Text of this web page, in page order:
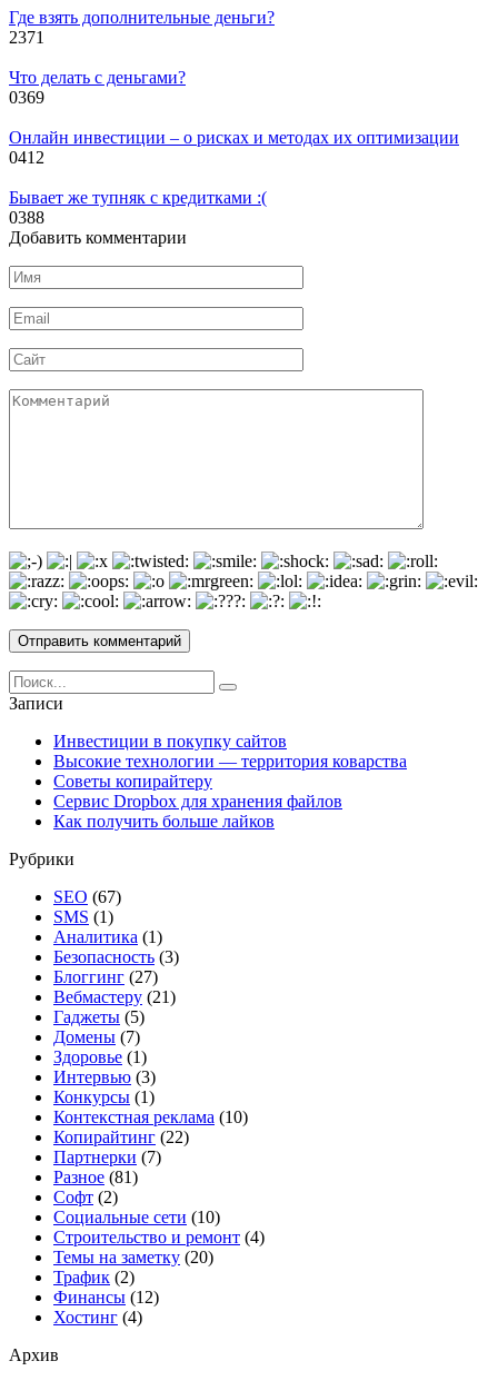
Где взять дополнительные деньги?
2371
Что делать с деньгами?
0369
Онлайн инвестиции – о рисках и методах их оптимизации
0412
Бывает же тупняк с кредитками :(
0388
Добавить комментарии
Имя
*
Email
*
Сайт
Комментарий
Search
for:
Записи
Инвестиции в покупку сайтов
Высокие технологии — территория коварства
Советы копирайтеру
Сервис Dropbox для хранения файлов
Как получить больше лайков
Рубрики
SEO (67)
SMS (1)
Аналитика (1)
Безопасность (3)
Блоггинг (27)
Вебмастеру (21)
Гаджеты (5)
Домены (7)
Здоровье (1)
Интервью (3)
Конкурсы (1)
Контекстная реклама (10)
Копирайтинг (22)
Партнерки (7)
Разное (81)
Софт (2)
Социальные сети (10)
Строительство и ремонт (4)
Темы на заметку (20)
Трафик (2)
Финансы (12)
Хостинг (4)
Архив